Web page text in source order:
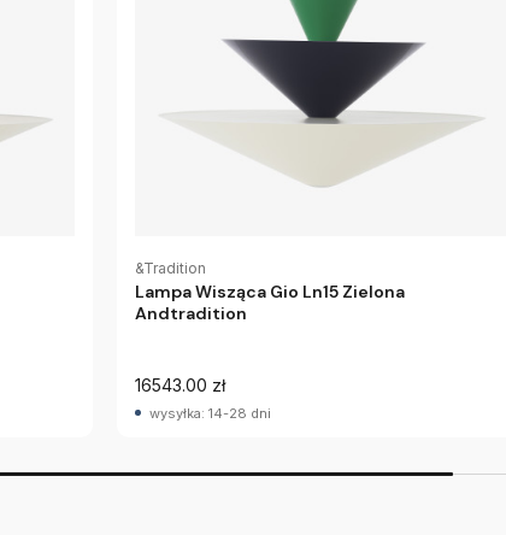
&Tradition
Lampa Wisząca Gio Ln15 Zielona
Andtradition
16543.00 zł
wysyłka: 14-28 dni